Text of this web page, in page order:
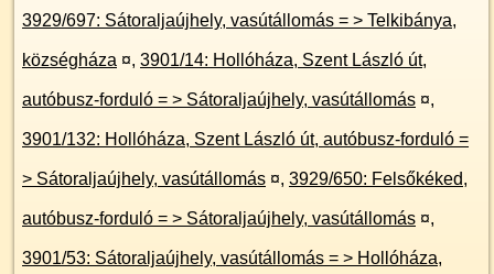
3929/697: Sátoraljaújhely, vasútállomás = > Telkibánya,
községháza ¤, 3901/14: Hollóháza, Szent László út,
autóbusz-forduló = > Sátoraljaújhely, vasútállomás ¤,
3901/132: Hollóháza, Szent László út, autóbusz-forduló =
> Sátoraljaújhely, vasútállomás ¤, 3929/650: Felsőkéked,
autóbusz-forduló = > Sátoraljaújhely, vasútállomás ¤,
3901/53: Sátoraljaújhely, vasútállomás = > Hollóháza,